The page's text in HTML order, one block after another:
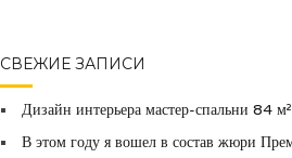
СВЕЖИЕ ЗАПИСИ
Дизайн интерьера мастер-спальни 84
В этом году я вошел в состав жюри